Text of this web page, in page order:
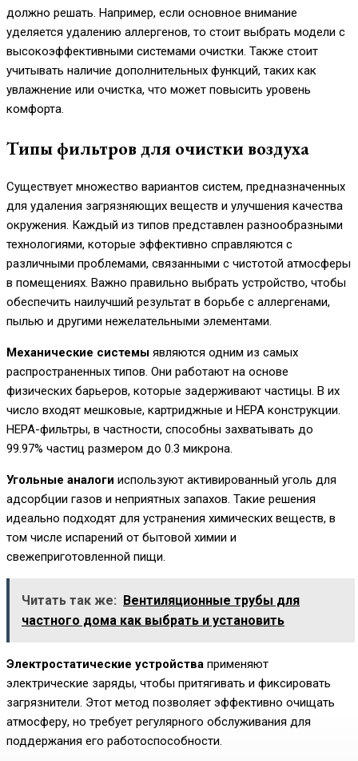
должно решать. Например, если основное внимание
уделяется удалению аллергенов, то стоит выбрать модели с
высокоэффективными системами очистки. Также стоит
учитывать наличие дополнительных функций, таких как
увлажнение или очистка, что может повысить уровень
комфорта.
Типы фильтров для очистки воздуха
Существует множество вариантов систем, предназначенных
для удаления загрязняющих веществ и улучшения качества
окружения. Каждый из типов представлен разнообразными
технологиями, которые эффективно справляются с
различными проблемами, связанными с чистотой атмосферы
в помещениях. Важно правильно выбрать устройство, чтобы
обеспечить наилучший результат в борьбе с аллергенами,
пылью и другими нежелательными элементами.
Механические системы являются одним из самых
распространенных типов. Они работают на основе
физических барьеров, которые задерживают частицы. В их
число входят мешковые, картриджные и HEPA конструкции.
HEPA-фильтры, в частности, способны захватывать до
99.97% частиц размером до 0.3 микрона.
Угольные аналоги используют активированный уголь для
адсорбции газов и неприятных запахов. Такие решения
идеально подходят для устранения химических веществ, в
том числе испарений от бытовой химии и
свежеприготовленной пищи.
Читать так же:
Вентиляционные трубы для
частного дома как выбрать и установить
Электростатические устройства применяют
электрические заряды, чтобы притягивать и фиксировать
загрязнители. Этот метод позволяет эффективно очищать
атмосферу, но требует регулярного обслуживания для
поддержания его работоспособности.